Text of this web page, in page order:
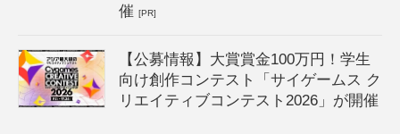
催[PR]
【公募情報】大賞賞金100万円！学生
向け創作コンテスト「サイゲームス ク
リエイティブコンテスト2026」が開催